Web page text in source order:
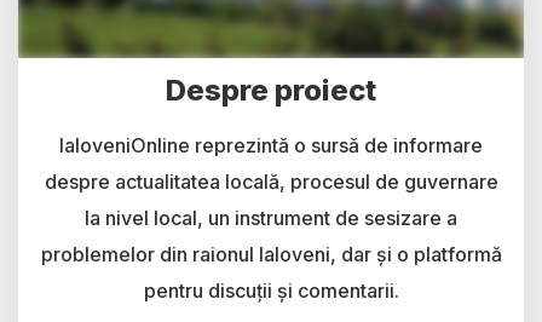
Despre proiect
IaloveniOnline reprezintă o sursă de informare
despre actualitatea locală, procesul de guvernare
la nivel local, un instrument de sesizare a
problemelor din raionul Ialoveni, dar și o platformă
pentru discuții și comentarii.